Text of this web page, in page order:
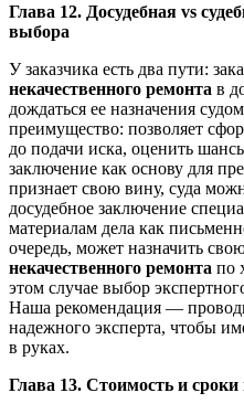
Глава 12. Досудебная vs
выбора
У заказчика есть два пути:
некачественного ремонта в
дождаться ее назначения
преимущество: позволяет
до подачи иска, оценить
заключение как основу для
признает свою вину, суда
досудебное заключение
материалам дела как
очередь, может назначить
некачественного ремонта по
этом случае выбор
Наша рекомендация —
надежного эксперта, чтобы
в руках.
Глава 13. Стоимость и